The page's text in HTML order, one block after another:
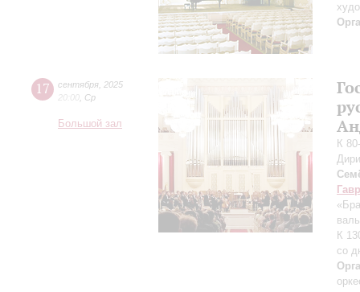
17 сентября 2025
20:00 Ср
Большой зал
К
К
со